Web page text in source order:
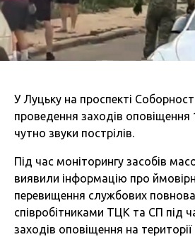
У Луцьку на проспекті
проведення заходів оповіщення
чутно звуки пострілів.
Під час моніторингу засобів
виявили інформацію про
перевищення службових
співробітниками ТЦК та СП під
заходів оповіщення на